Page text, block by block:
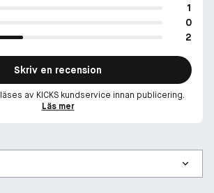
1
0
2
Skriv en recension
av KICKS kundservice innan publicering.
Läs mer